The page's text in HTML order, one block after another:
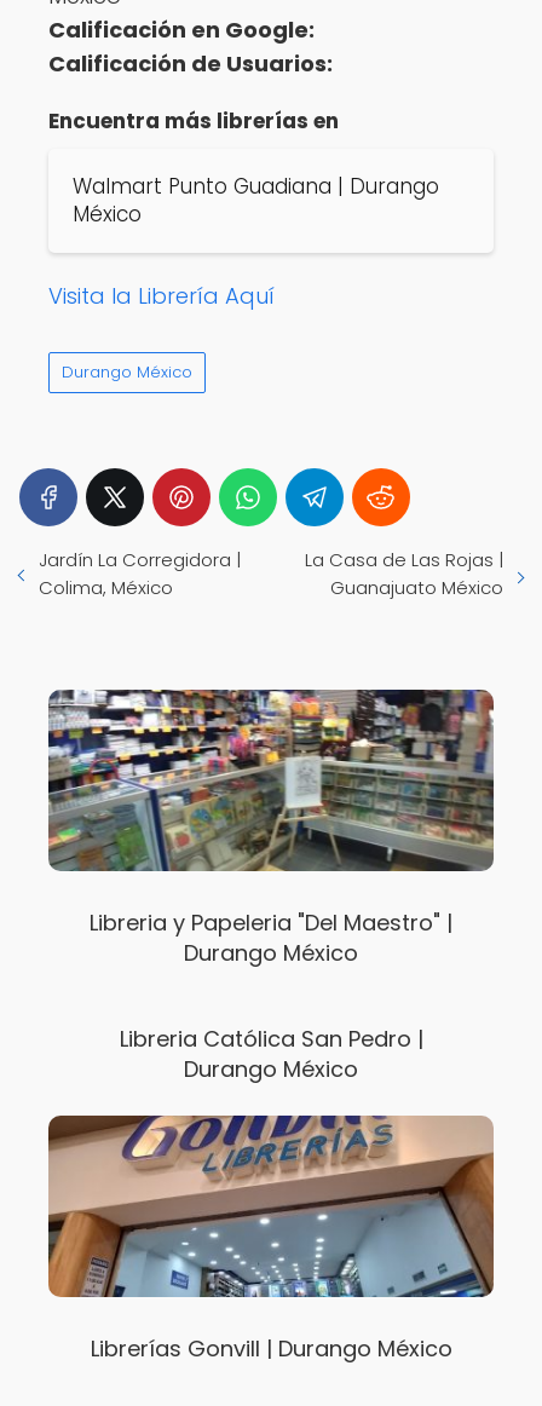
Calificación en Google:
Calificación de Usuarios:
Encuentra más librerías en
Walmart Punto Guadiana | Durango
México
Visita la Librería Aquí
Durango México
Jardín La Corregidora |
Colima, México
La Casa de Las Rojas |
Guanajuato México
Libreria y Papeleria "Del Maestro" |
Durango México
Libreria Católica San Pedro |
Durango México
Librerías Gonvill | Durango México